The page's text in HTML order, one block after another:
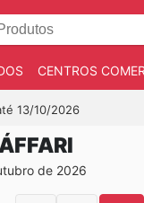
CENTROS
13/10/2026
de 2026